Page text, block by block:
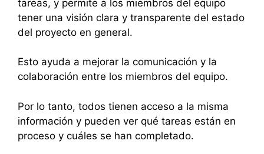
tareas, y permite a los miembros del equipo
tener una visión clara y transparente del estado
del proyecto en general.
Esto ayuda a mejorar la comunicación y la
colaboración entre los miembros del equipo.
Por lo tanto, todos tienen acceso a la misma
información y pueden ver qué tareas están en
proceso y cuáles se han completado.